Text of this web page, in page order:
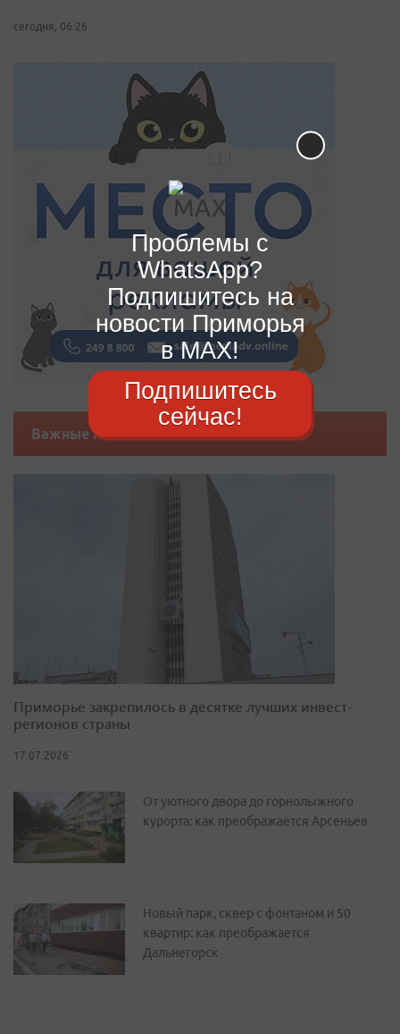
сегодня, 06:26
Важные новости
Приморье закрепилось в десятке лучших инвест-
регионов страны
17.07.2026
От уютного двора до горнолыжного
курорта: как преображается Арсеньев
Новый парк, сквер с фонтаном и 50
квартир: как преображается
Дальнегорск
Проблемы с
WhatsApp?
Подпишитесь на
новости Приморья
в MAX!
Подпишитесь
сейчас!